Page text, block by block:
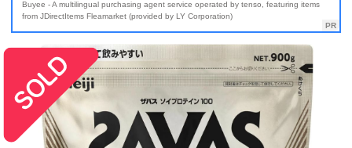
Buyee - A multilingual purchasing agent service operated by tenso, featuring items
from JDirectItems Fleamarket (provided by LY Corporation)